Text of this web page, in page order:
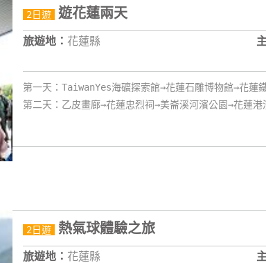
2日遊 遊花蓮兩天
旅遊地： 花蓮縣
第一天：TaiwanYes海礦探索館→花蓮石雕博物館→花蓮
第二天：乙皮畫廊→花蓮忠烈祠→美崙溪河濱公園→花蓮港
2日遊 熱氣球體驗之旅
旅遊地： 花蓮縣